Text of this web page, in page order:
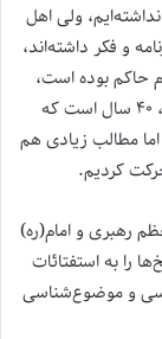
۱۴۰۰ سال حکومت نداشته‌ایم، ولی اهل
و فکر داشته‌اند،
حاکم بوده است،
ولی شیعه بجز برخی دوره‌ها مانند صفویه و آل بویه، ۴۰ سال است که
مطالب زیادی هم
کردیم.
رهبری و امام(ره)
را به استفتائات
و موضوع‌شناسی